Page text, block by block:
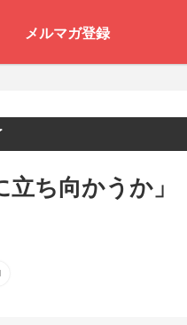
メルマガ登録
立ち向かうか」